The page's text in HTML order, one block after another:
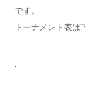
です。
トーナメント表は